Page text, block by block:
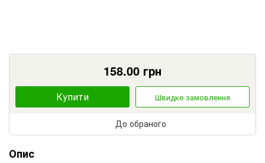
158.00 грн
Купити Швидке замовлення
До обраного
Опис